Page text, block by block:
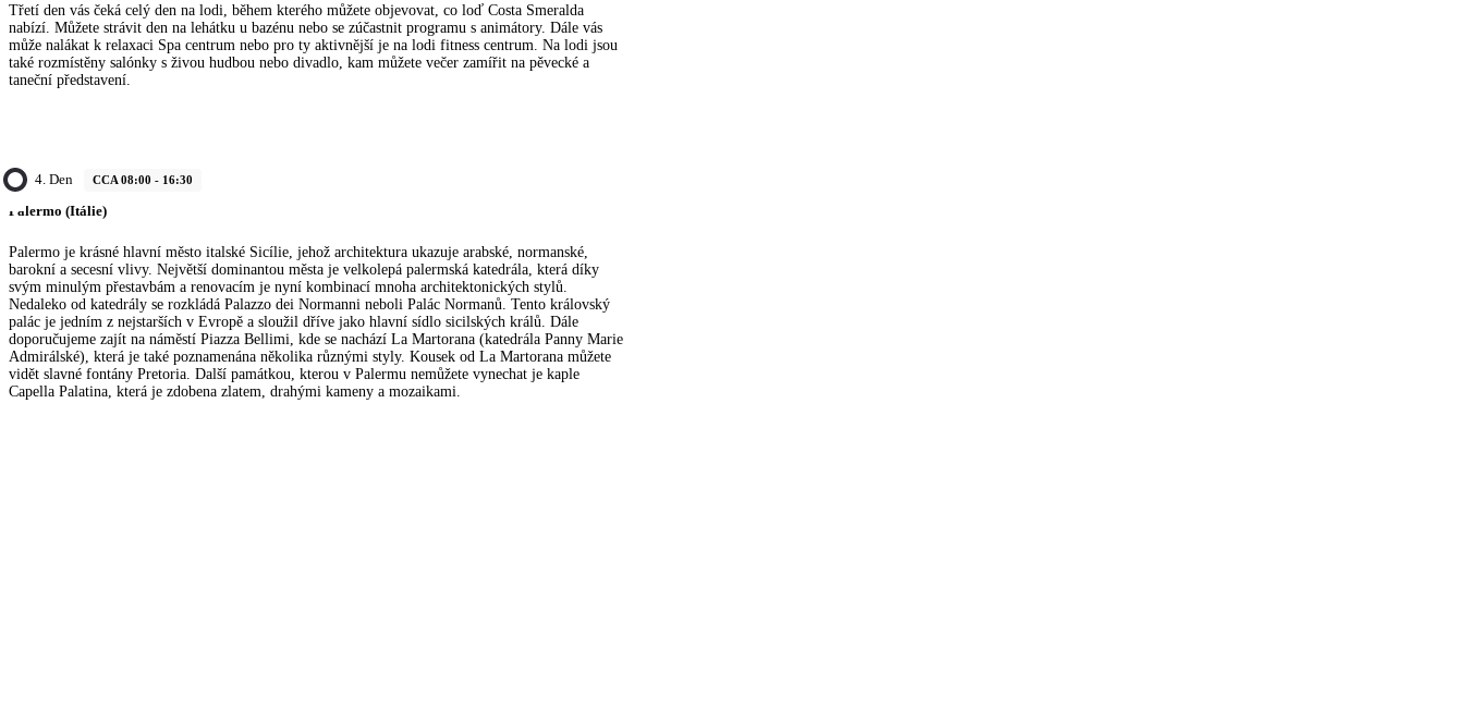
Třetí den vás čeká celý den na lodi, během kterého můžete objevovat, co loď Costa Smeralda
nabízí. Můžete strávit den na lehátku u bazénu nebo se zúčastnit programu s animátory. Dále vás
může nalákat k relaxaci Spa centrum nebo pro ty aktivnější je na lodi fitness centrum. Na lodi jsou
také rozmístěny salónky s živou hudbou nebo divadlo, kam můžete večer zamířit na pěvecké a
taneční představení.
4. Den CCA 08:00 - 16:30
Palermo (Itálie)
Palermo je krásné hlavní město italské Sicílie, jehož architektura ukazuje arabské, normanské,
barokní a secesní vlivy. Největší dominantou města je velkolepá palermská katedrála, která díky
svým minulým přestavbám a renovacím je nyní kombinací mnoha architektonických stylů.
Nedaleko od katedrály se rozkládá Palazzo dei Normanni neboli Palác Normanů. Tento královský
palác je jedním z nejstarších v Evropě a sloužil dříve jako hlavní sídlo sicilských králů. Dále
doporučujeme zajít na náměstí Piazza Bellimi, kde se nachází La Martorana (katedrála Panny Marie
Admirálské), která je také poznamenána několika různými styly. Kousek od La Martorana můžete
vidět slavné fontány Pretoria. Další památkou, kterou v Palermu nemůžete vynechat je kaple
Capella Palatina, která je zdobena zlatem, drahými kameny a mozaikami.